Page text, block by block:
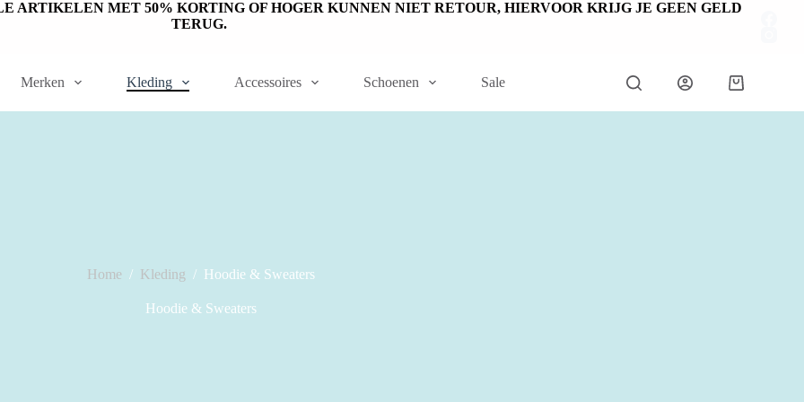
ARTIKELEN MET 50% KORTING OF HOGER KUNNEN NIET RETOUR, HIERVOOR KRIJG JE GEEN GELD
TERUG.
Merken Kleding Accessoires Schoenen Sale
Home / Kleding / Hoodie & Sweaters
Hoodie & Sweaters